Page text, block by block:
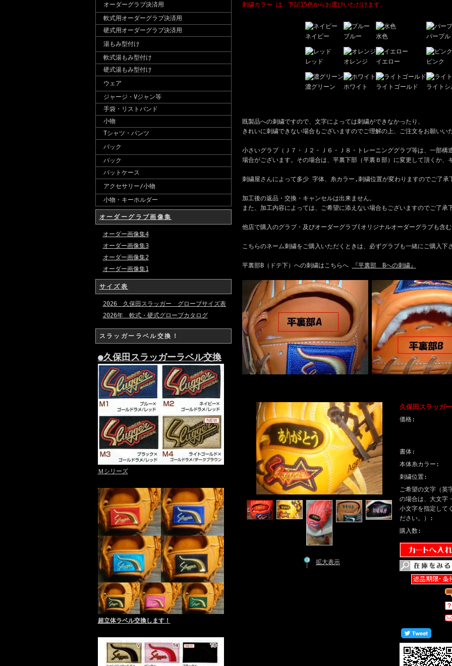
オーダーグラブ決済用
軟式用オーダーグラブ決済用
硬式用オーダーグラブ決済用
湯もみ型付け
軟式湯もみ型付け
硬式湯もみ型付け
ウェア
ジャージ・Vジャン等
手袋・リストバンド
小物
Tシャツ・パンツ
バック
バック
バットケース
アクセサリー/小物
小物・キーホルダー
オーダーグラブ画像集
オーダー画像集4
オーダー画像集3
オーダー画像集2
オーダー画像集1
サイズ表
2026 久保田スラッガー グローブサイズ表
2026年 軟式・硬式グローブカタログ
スラッガーラベル交換！
●久保田スラッガーラベル交換
Ｍシリーズ
超立体ラベル交換します！
刺繍カラー は、下記15色からお選びいただけます。
ネイビー ブルー 水色 パープル
レッド オレンジ イエロー ピンク
濃グリーン ホワイト ライトゴールド ライトシ
既製品への刺繍ですので、文字によっては刺繍ができなかったり、
きれいに刺繍できない場合もございますのでご理解の上、ご注文をお願いい
小さいグラブ（Ｊ７・Ｊ２・Ｊ６・Ｊ８・トレーニンググラブ等は、一部構
場合がございます。その場合は、平裏下部（平裏Ｂ部）に変更して頂くか、
刺繍屋さんによって多少 字体、糸カラー,刺繍位置が変わりますのでご了承
加工後の返品・交換・キャンセルは出来ません。
また、加工内容によっては、ご希望に添えない場合もございますのでご了承下
他店で購入のグラブ・及びオーダーグラブ(オリジナルオーダーグラブも含む
こちらのネーム刺繍をご購入いただくときは、必ずグラブも一緒にご購入下さ
平裏部B（ドテ下）への刺繍はこちらへ 『平裏部 Bへの刺繍』
拡大表示
久保田スラッガ
価格:
書体:
本体糸カラー:
刺繍位置:
ご希望の文字（英
の場合は、大文字・
小文字を指定してく
ださい。）:
購入数: